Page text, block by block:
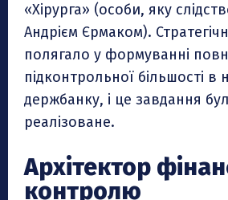
«Хірурга» (особи, яку
Андрієм Єрмаком).
полягало у формуванні
підконтрольної більшості в
держбанку, і це завдання
реалізоване.
Архітектор
контролю